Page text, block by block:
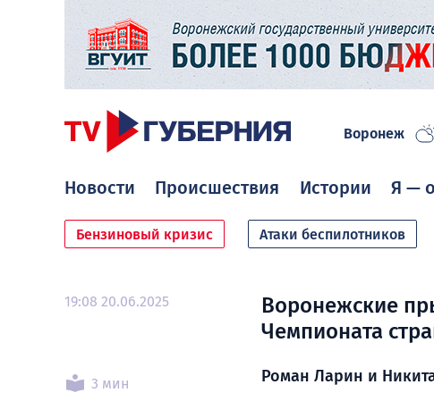
Воронеж
Новости Происшествия Истории Я —
Бензиновый кризис Атаки беспилотников
19:08 20.06.2025
3 мин
Воронежские
Чемпионата
Роман Ларин и